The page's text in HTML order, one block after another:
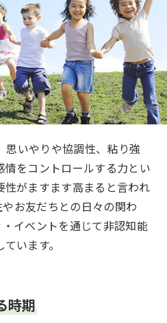
思いやりや協調性、粘り強
をコントロールする力とい
がますます高まると言われ
お友だちとの日々の関わ
イベントを通じて非認知能
います。
時期